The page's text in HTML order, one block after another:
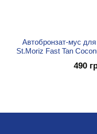
Автобронзат-мус
St.Moriz Fast Tan
490